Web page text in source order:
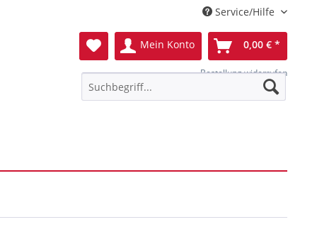
Service/Hilfe
Mein Konto 0,00 € *
Bestellung widerrufen